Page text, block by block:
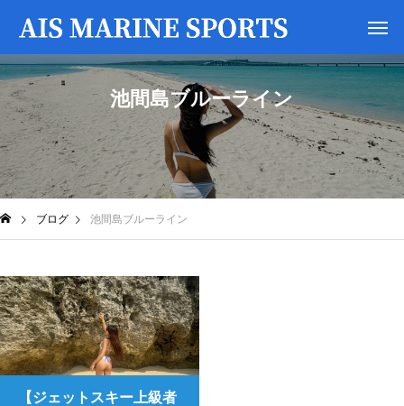
池間島ブルーライン
ブログ 池間島ブルーライン
【ジェットスキー上級者